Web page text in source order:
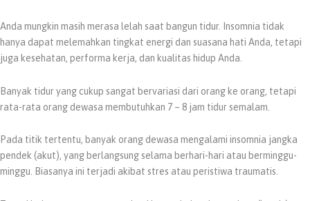
Anda mungkin masih merasa lelah saat bangun tidur. Insomnia tidak
hanya dapat melemahkan tingkat energi dan suasana hati Anda, tetapi
juga kesehatan, performa kerja, dan kualitas hidup Anda.
Banyak tidur yang cukup sangat bervariasi dari orang ke orang, tetapi
rata-rata orang dewasa membutuhkan 7 – 8 jam tidur semalam.
Pada titik tertentu, banyak orang dewasa mengalami insomnia jangka
pendek (akut), yang berlangsung selama berhari-hari atau berminggu-
minggu. Biasanya ini terjadi akibat stres atau peristiwa traumatis.